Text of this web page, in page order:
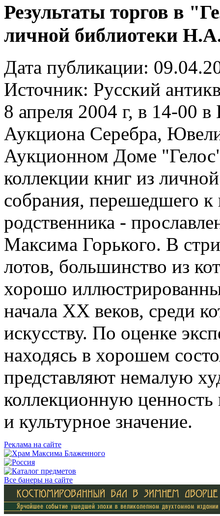
Результаты торгов в
личной библиотеки
Дата публикации:
Источник: Русский
8 апреля 2004 г, в 14-00
Аукциона Серебра,
Аукционном Доме
коллекции книг из
собрания, перешедшего к
родственника -
Максима Горького. В
лотов, большинство из
хорошо
начала XX веков, среди
искусству. По оценке
находясь в хорошем
представляют немалую
коллекционную
и культурное значение.
Реклама на сайте
Все банеры на сайте